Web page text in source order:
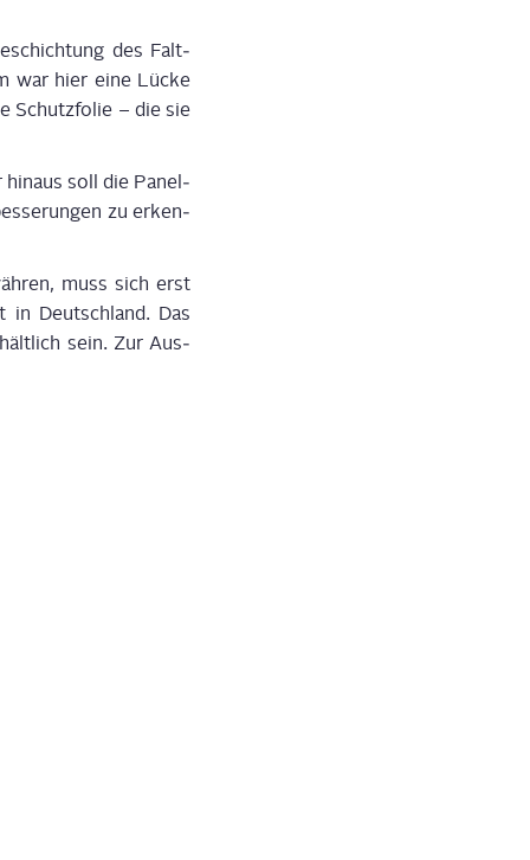
des Falt­
war hier eine Lücke
Schutz­fo­lie – die sie
hin­aus soll die Panel­
zu erken­
muss sich erst
Deutsch­land. Das
sein. Zur Aus­